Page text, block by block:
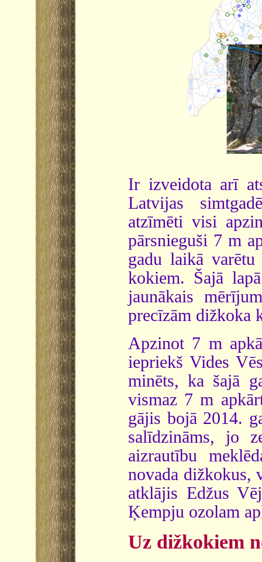
Ir izveidota arī
Latvijas
atzīmēti visi
pārsnieguši 7 m
gadu laikā
kokiem. Šajā
jaunākais
precīzām dižkoka
Apzinot 7 m
iepriekš Vides
minēts, ka šajā
vismaz 7 m
gājis bojā 2014.
salīdzināms, jo
aizrautību
novada dižkokus,
atklājis Edžus
Ķempju ozolam
Uz dižkokiem